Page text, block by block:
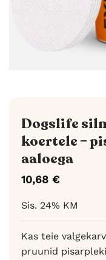
Dogslife
koertele –
aaloega
10,68 €
Sis. 24% KM
Kas teie
pruunid